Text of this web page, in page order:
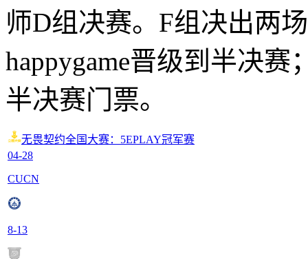
师D组决赛。F组决出两
happygame晋级到半决
半决赛门票。
无畏契约全国大赛：5EPLAY冠军赛
04-28
CUCN
8-13